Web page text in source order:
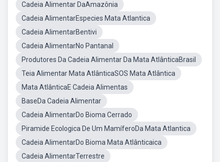
Cadeia Alimentar DaAmazônia
Cadeia AlimentarEspecies Mata Atlantica
Cadeia AlimentarBentivi
Cadeia AlimentarNo Pantanal
Produtores Da Cadeia Alimentar Da Mata AtlânticaBrasil
Teia Alimentar Mata AtlânticaSOS Mata Atlântica
Mata AtlânticaE Cadeia Alimentas
BaseDa Cadeia Alimentar
Cadeia AlimentarDo Bioma Cerrado
Piramide Ecologica De Um MamíferoDa Mata Atlantica
Cadeia AlimentarDo Bioma Mata Atlânticaica
Cadeia AlimentarTerrestre